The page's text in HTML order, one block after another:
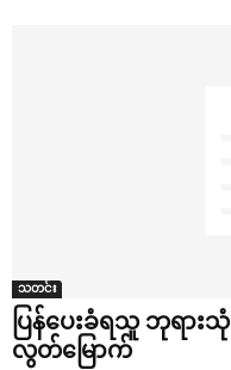
သတင်း
ပြန်‌ပေးခံရသူ ဘုရား
လွတ်‌မြောက်